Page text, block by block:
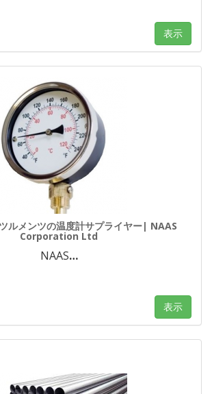
表示
ルメンツの温度計サプライヤー| NAAS
Corporation Ltd
NAAS…
表示